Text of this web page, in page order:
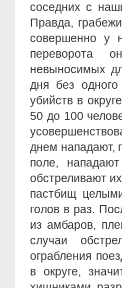
соседних с
Правда,
совершенно у
переворота
невыносимых
дня без
убийств в
50 до 100
днем нападают,
поле,
обстреливают
пастбищ
голов в раз.
из амбаров,
случаи
ограбления
в округе,